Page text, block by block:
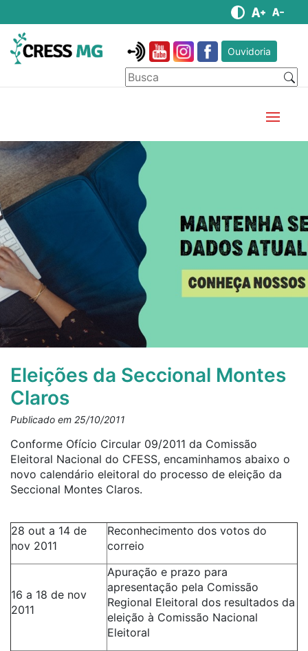
Ouvidoria
Eleições da Seccional Montes
Claros
Publicado em 25/10/2011
Conforme Ofício Circular 09/2011 da Comissão
Eleitoral Nacional do CFESS, encaminhamos abaixo o
novo calendário eleitoral do processo de eleição da
Seccional Montes Claros.
28 out a 14 de
nov 2011
Reconhecimento dos votos do
correio
16 a 18 de nov
2011
Apuração e prazo para
apresentação pela Comissão
Regional Eleitoral dos resultados da
eleição à Comissão Nacional
Eleitoral